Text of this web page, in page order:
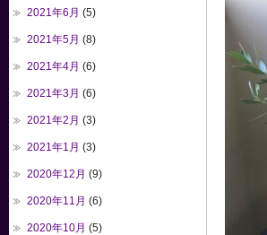
2021年6月 (5)
2021年5月 (8)
2021年4月 (6)
2021年3月 (6)
2021年2月 (3)
2021年1月 (3)
2020年12月 (9)
2020年11月 (6)
2020年10月 (5)